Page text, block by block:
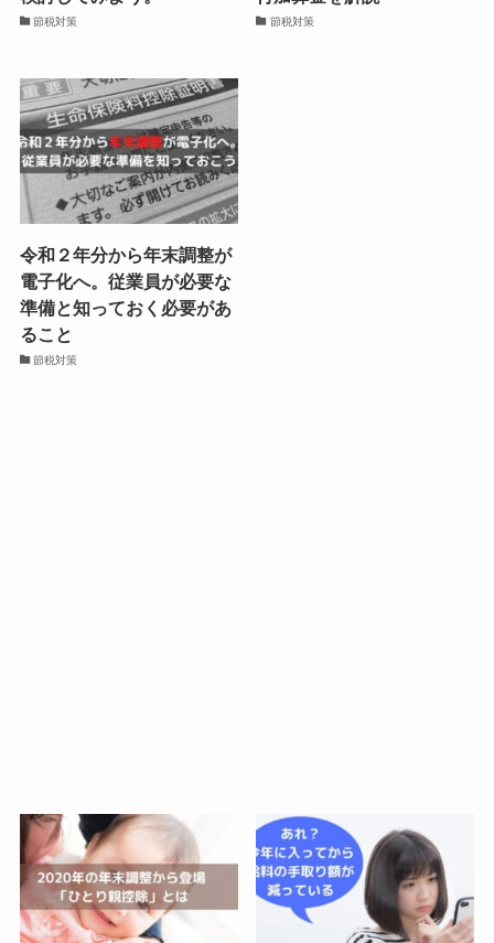
節税対策 節税対策
令和２年分から年末調整が
電子化へ。従業員が必要な
準備と知っておく必要があ
ること
節税対策